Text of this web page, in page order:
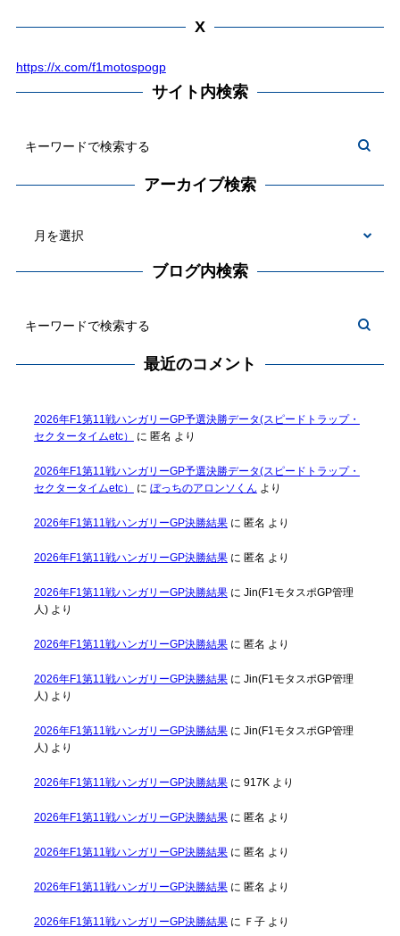
X
https://x.com/f1motospogp
サイト内検索
アーカイブ検索
ブログ内検索
最近のコメント
2026年F1第11戦ハンガリーGP予選決勝データ(スピードトラップ・
セクタータイムetc）
に 匿名 より
2026年F1第11戦ハンガリーGP予選決勝データ(スピードトラップ・
セクタータイムetc）
に ぼっちのアロンソくん より
2026年F1第11戦ハンガリーGP決勝結果に 匿名 より
2026年F1第11戦ハンガリーGP決勝結果に 匿名 より
2026年F1第11戦ハンガリーGP決勝結果に Jin(F1モタスポGP管理
人)より
2026年F1第11戦ハンガリーGP決勝結果に 匿名 より
2026年F1第11戦ハンガリーGP決勝結果に Jin(F1モタスポGP管理
人)より
2026年F1第11戦ハンガリーGP決勝結果に Jin(F1モタスポGP管理
人)より
2026年F1第11戦ハンガリーGP決勝結果に 917Kより
2026年F1第11戦ハンガリーGP決勝結果に 匿名 より
2026年F1第11戦ハンガリーGP決勝結果に 匿名 より
2026年F1第11戦ハンガリーGP決勝結果に 匿名 より
2026年F1第11戦ハンガリーGP決勝結果に Ｆ子より